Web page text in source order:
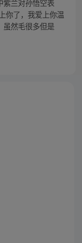
紫兰对孙悟空表
你了，我爱上你温
虽然毛很多但是